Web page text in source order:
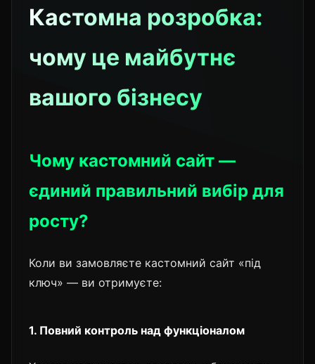
Кастомна розробка:
чому це майбутнє
вашого бізнесу
Чому кастомний сайт —
єдиний правильний вибір для
росту?
Коли ви замовляєте кастомний сайт «під
ключ» — ви отримуєте:
1. Повний контроль над функціоналом